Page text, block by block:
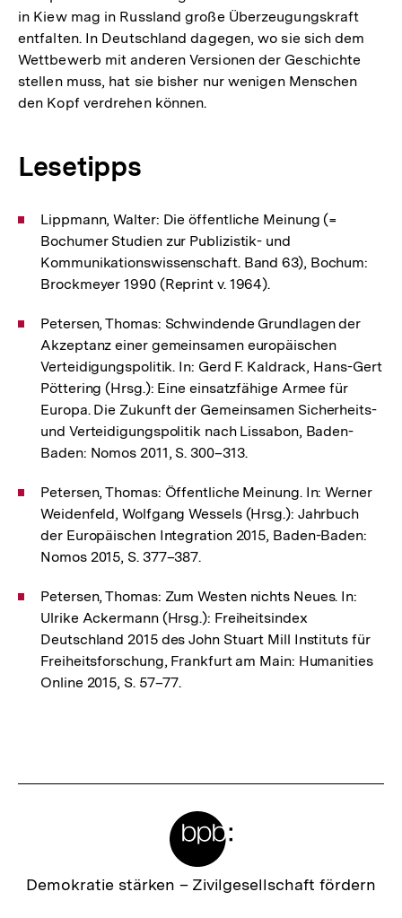
in Kiew mag in Russland große Überzeugungskraft
entfalten. In Deutschland dagegen, wo sie sich dem
Wettbewerb mit anderen Versionen der Geschichte
stellen muss, hat sie bisher nur wenigen Menschen
den Kopf verdrehen können.
Lesetipps
Lippmann, Walter: Die öffentliche Meinung (=
Bochumer Studien zur Publizistik- und
Kommunikationswissenschaft. Band 63), Bochum:
Brockmeyer 1990 (Reprint v. 1964).
Petersen, Thomas: Schwindende Grundlagen der
Akzeptanz einer gemeinsamen europäischen
Verteidigungs­politik. In: Gerd F. Kaldrack, Hans-Gert
Pöttering (Hrsg.): Eine einsatzfähige Armee für
Europa. Die Zukunft der Gemeinsamen Sicherheits-
und Verteidigungspolitik nach Lissabon, Baden-
Baden: Nomos 2011, S. 300–313.
Petersen, Thomas: Öffentliche Meinung. In: Werner
Weidenfeld, Wolfgang Wessels (Hrsg.): Jahrbuch
der Europäischen Integration 2015, Baden-Baden:
Nomos 2015, S. 377–387.
Petersen, Thomas: Zum Westen nichts Neues. In:
Ulrike Ackermann (Hrsg.): Freiheitsindex
Deutschland 2015 des John Stuart Mill Instituts für
Freiheitsforschung, Frankfurt am Main: Humanities
Online 2015, S. 57–77.
Zur
Demokratie stärken – Zivilgesellschaft fördern